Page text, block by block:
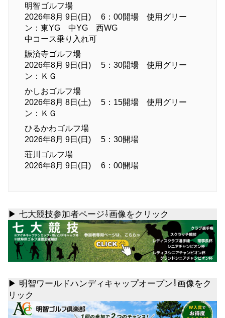
明智ゴルフ場
2026年8月 9日(日) 6：00開場 使用グリー
ン：東YG 中YG 西WG
中コース乗り入れ可
賑済寺ゴルフ場
2026年8月 9日(日) 5：30開場 使用グリー
ン：ＫＧ
かしおゴルフ場
2026年8月 8日(土) 5：15開場 使用グリー
ン：ＫＧ
ひるかわゴルフ場
2026年8月 9日(日) 5：30開場
荘川ゴルフ場
2026年8月 9日(日) 6：00開場
▶ 七大競技参加者ページ⇩画像をクリック
▶ 明智ワールドハンディキャップオープン⇩画像をク
リック